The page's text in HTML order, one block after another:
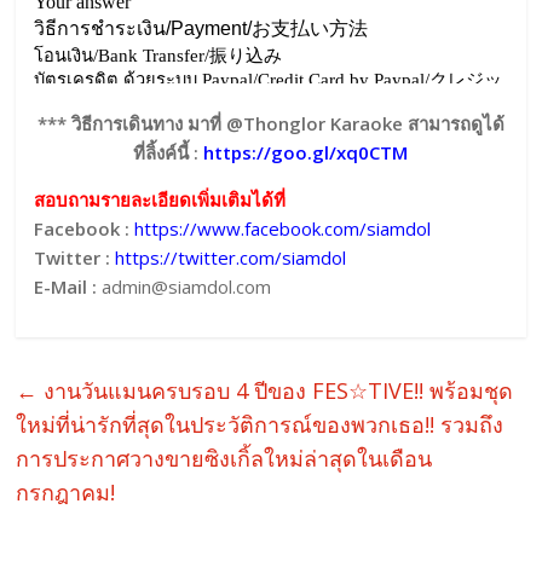
*** วิธีการเดินทาง มาที่ @Thonglor Karaoke สามารถดูได้
ที่ลิ้งค์นี้ : https://goo.gl/xq0CTM
สอบถามรายละเอียดเพิ่มเติมได้ที่
Facebook : https://www.facebook.com/siamdol
Twitter : https://twitter.com/siamdol
E-Mail : admin@siamdol.com
← งานวันแมนครบรอบ 4 ปีของ FES☆TIVE!! พร้อมชุด
ใหม่ที่น่ารักที่สุดในประวัติการณ์ของพวกเธอ!! รวมถึง
การประกาศวางขายซิงเกิ้ลใหม่ล่าสุดในเดือน
กรกฎาคม!